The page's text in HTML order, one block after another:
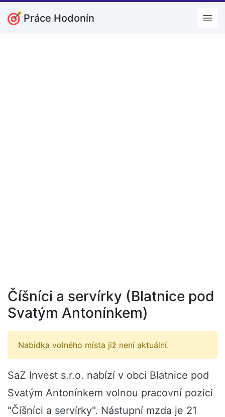
Práce Hodonín
Číšníci a servírky (Blatnice pod
Svatým Antonínkem)
Nabídka volného místa již není aktuální.
SaZ Invest s.r.o. nabízí v obci Blatnice pod
Svatým Antonínkem volnou pracovní pozici
"Číšníci a servírky". Nástupní mzda je 21